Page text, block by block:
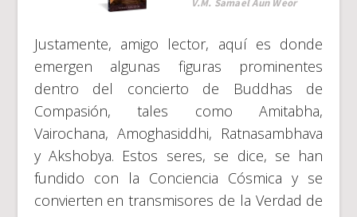
V.M. Samael Aun Weor
Justamente, amigo lector, aquí es donde
emergen algunas figuras prominentes
dentro del concierto de Buddhas de
Compasión, tales como Amitabha,
Vairochana, Amoghasiddhi, Ratnasambhava
y Akshobya. Estos seres, se dice, se han
fundido con la Conciencia Cósmica y se
convierten en transmisores de la Verdad de